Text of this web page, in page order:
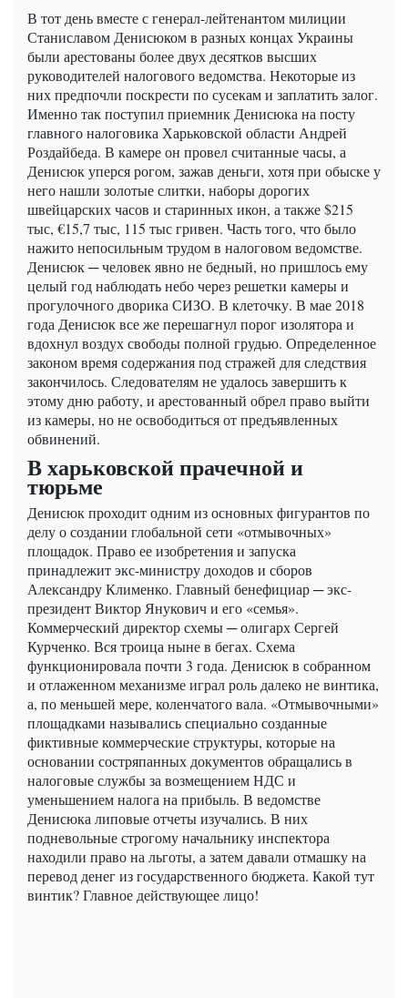
В тот день вместе с генерал-лейтенантом милиции
Станиславом Денисюком в разных концах Украины
были арестованы более двух десятков высших
руководителей налогового ведомства. Некоторые из
них предпочли поскрести по сусекам и заплатить залог.
Именно так поступил приемник Денисюка на посту
главного налоговика Харьковской области Андрей
Роздайбеда. В камере он провел считанные часы, а
Денисюк уперся рогом, зажав деньги, хотя при обыске у
него нашли золотые слитки, наборы дорогих
швейцарских часов и старинных икон, а также $215
тыс, €15,7 тыс, 115 тыс гривен. Часть того, что было
нажито непосильным трудом в налоговом ведомстве.
Денисюк ─ человек явно не бедный, но пришлось ему
целый год наблюдать небо через решетки камеры и
прогулочного дворика СИЗО. В клеточку. В мае 2018
года Денисюк все же перешагнул порог изолятора и
вдохнул воздух свободы полной грудью. Определенное
законом время содержания под стражей для следствия
закончилось. Следователям не удалось завершить к
этому дню работу, и арестованный обрел право выйти
из камеры, но не освободиться от предъявленных
обвинений.
В харьковской прачечной и
тюрьме
Денисюк проходит одним из основных фигурантов по
делу о создании глобальной сети «отмывочных»
площадок. Право ее изобретения и запуска
принадлежит экс-министру доходов и сборов
Александру Клименко. Главный бенефициар ─ экс-
президент Виктор Янукович и его «семья».
Коммерческий директор схемы ─ олигарх Сергей
Курченко. Вся троица ныне в бегах. Схема
функционировала почти 3 года. Денисюк в собранном
и отлаженном механизме играл роль далеко не винтика,
а, по меньшей мере, коленчатого вала. «Отмывочными»
площадками назывались специально созданные
фиктивные коммерческие структуры, которые на
основании состряпанных документов обращались в
налоговые службы за возмещением НДС и
уменьшением налога на прибыль. В ведомстве
Денисюка липовые отчеты изучались. В них
подневольные строгому начальнику инспектора
находили право на льготы, а затем давали отмашку на
перевод денег из государственного бюджета. Какой тут
винтик? Главное действующее лицо!